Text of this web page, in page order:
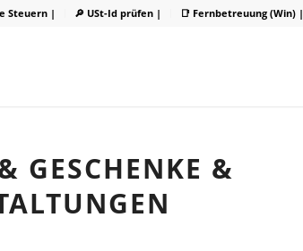
Steuern | 🔎 USt-Id prüfen | 📑 Fernbetreuung (Win) |
GESCHENKE &